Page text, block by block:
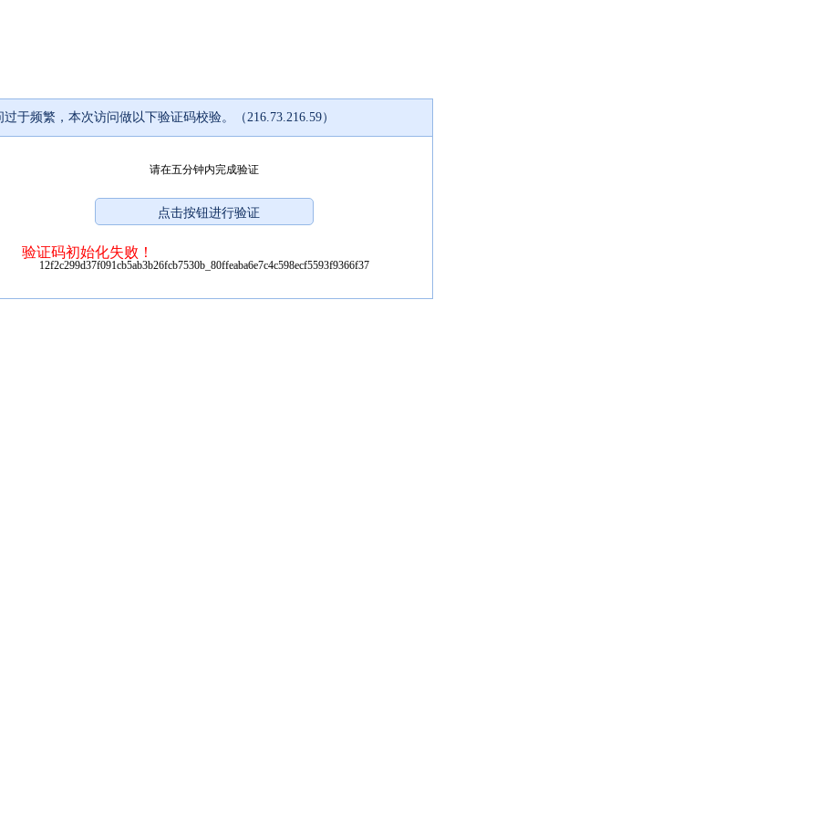
过于频繁，本次访问做以下验证码校验。（216.73.216.59）
请在五分钟内完成验证
验证码初始化失败！
12f2c299d37f091cb5ab3b26fcb7530b_80ffeaba6e7c4c598ecf5593f9366f37